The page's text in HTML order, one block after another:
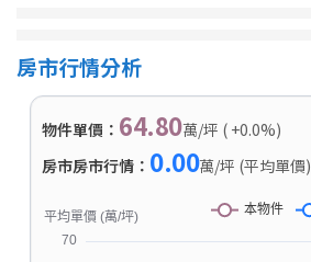
房市行情分析
物件單價： 64.80萬/坪 ( +0.0%)
房市房市行情： 0.00萬/坪 (平均單價)